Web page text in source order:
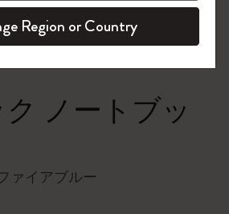
ノートブッ
ァイアブルー
すぐ会員登録 !
Region or Country